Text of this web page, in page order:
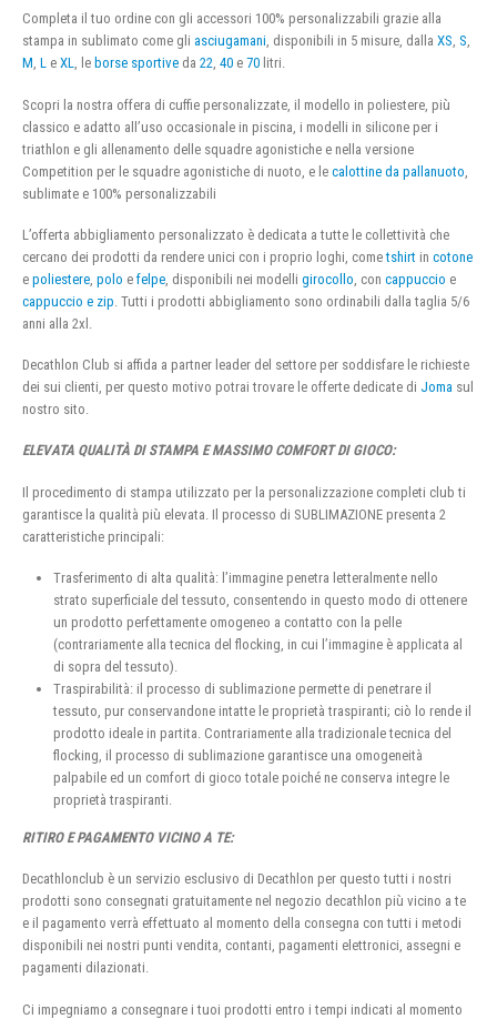
Completa il tuo ordine con gli accessori 100% personalizzabili grazie alla
stampa in sublimato come gli asciugamani, disponibili in 5 misure, dalla XS, S,
M, L e XL, le borse sportive da 22, 40 e 70 litri.
Scopri la nostra offera di cuffie personalizzate, il modello in poliestere, più
classico e adatto all’uso occasionale in piscina, i modelli in silicone per i
triathlon e gli allenamento delle squadre agonistiche e nella versione
Competition per le squadre agonistiche di nuoto, e le calottine da pallanuoto
sublimate e 100% personalizzabili
L’offerta abbigliamento personalizzato è dedicata a tutte le collettività che
cercano dei prodotti da rendere unici con i proprio loghi, cometshirt in cotone
e poliestere polo e felpe , disponibili nei modelli girocollo , con cappuccio e
cappuccio e zip . Tutti i prodotti abbigliamento sono ordinabili dalla taglia 5/6
anni alla 2xl.
Decathlon Club si affida a partner leader del settore per soddisfare le richieste
dei sui clienti, per questo motivo potrai trovare le offerte dedicate di Joma sul
nostro sito.
ELEVATA QUALITÀ DI STAMPA E MASSIMO COMFORT DI GIOCO:
Il procedimento di stampa utilizzato per la personalizzazione completi club ti
garantisce la qualità più elevata. Il processo di SUBLIMAZIONE presenta 2
caratteristiche principali:
Trasferimento di alta qualità: l’immagine penetra letteralmente nello
strato superficiale del tessuto, consentendo in questo modo di ottenere
un prodotto perfettamente omogeneo a contatto con la pelle
(contrariamente alla tecnica del flocking, in cui l’immagine è applicata al
di sopra del tessuto).
Traspirabilità: il processo di sublimazione permette di penetrare il
tessuto, pur conservandone intatte le proprietà traspiranti; ciò lo rende il
prodotto ideale in partita. Contrariamente alla tradizionale tecnica del
flocking, il processo di sublimazione garantisce una omogeneità
palpabile ed un comfort di gioco totale poiché ne conserva integre le
proprietà traspiranti.
RITIRO E PAGAMENTO VICINO A TE:
Decathlonclub è un servizio esclusivo di Decathlon per questo tutti i nostri
prodotti sono consegnati gratuitamente nel negozio decathlon più vicino a te
e il pagamento verrà effettuato al momento della consegna con tutti i metodi
disponibili nei nostri punti vendita, contanti, pagamenti elettronici, assegni e
pagamenti dilazionati.
Ci impegniamo a consegnare i tuoi prodotti entro i tempi indicati al momento